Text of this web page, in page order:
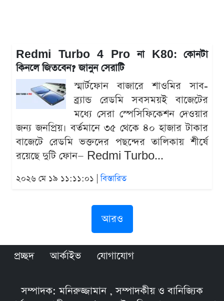
Redmi Turbo 4 Pro না K80: কোনটা
কিনলে জিতবেন? জানুন সেরাটি
স্মার্টফোন বাজারে শাওমির সাব-
ব্র্যান্ড রেডমি সবসময়ই বাজেটের
মধ্যে সেরা স্পেসিফিকেশন দেওয়ার
জন্য জনপ্রিয়। বর্তমানে ৩৫ থেকে ৪০ হাজার টাকার
বাজেটে রেডমি ভক্তদের পছন্দের তালিকায় শীর্ষে
রয়েছে দুটি ফোন— Redmi Turbo...
২০২৬ মে ১৯ ১১:১১:০১ |বিস্তারিত
আরও
প্রচ্ছদ আর্কাইভ যোগাযোগ
সম্পাদক: মনিরুজ্জামান , সম্পাদকীয় ও বানিজ্যিক